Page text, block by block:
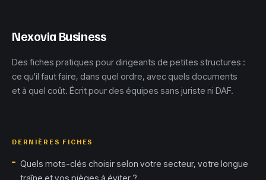
Nexovia Business
Des fiches pratiques pour dirigeants de petites structures :
ce qu'il faut faire, dans quel ordre, avec quels documents
et à quel coût. Écrit pour des équipes sans juriste ni DAF.
DERNIÈRES FICHES
Quels mots-clés choisir selon votre secteur, votre longue